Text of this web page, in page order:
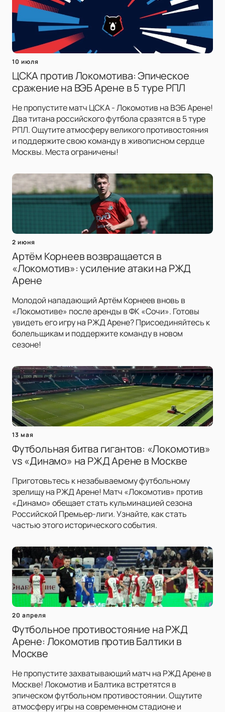
10 июля
ЦСКА против Локомотива: Эпическое
сражение на ВЭБ Арене в 5 туре РПЛ
Не пропустите матч ЦСКА - Локомотив на ВЭБ Арене!
Два титана российского футбола сразятся в 5 туре
РПЛ. Ощутите атмосферу великого противостояния
и поддержите свою команду в живописном сердце
Москвы. Места ограничены!
2 июня
Артём Корнеев возвращается в
«Локомотив»: усиление атаки на РЖД
Арене
Молодой нападающий Артём Корнеев вновь в
«Локомотиве» после аренды в ФК «Сочи». Готовы
увидеть его игру на РЖД Арене? Присоединяйтесь к
болельщикам и поддержите команду в новом
сезоне!
13 мая
Футбольная битва гигантов: «Локомотив»
vs «Динамо» на РЖД Арене в Москве
Приготовьтесь к незабываемому футбольному
зрелищу на РЖД Арене! Матч «Локомотив» против
«Динамо» обещает стать кульминацией сезона
Российской Премьер-лиги. Узнайте, как стать
частью этого исторического события.
20 апреля
Футбольное противостояние на РЖД
Арене: Локомотив против Балтики в
Москве
Не пропустите захватывающий матч на РЖД Арене в
Москве! Локомотив и Балтика встретятся в
эпическом футбольном противостоянии. Ощутите
атмосферу игры на современном стадионе и